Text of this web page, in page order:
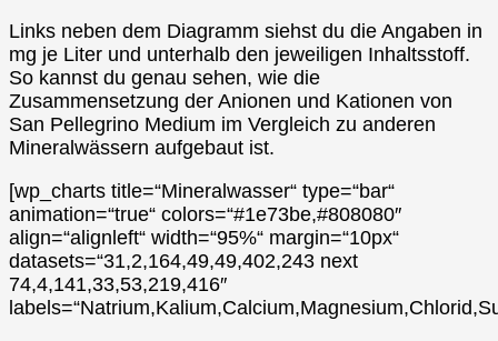
Links neben dem Diagramm siehst du die Angaben in
mg je Liter und unterhalb den jeweiligen Inhaltsstoff.
So kannst du genau sehen, wie die
Zusammensetzung der Anionen und Kationen von
San Pellegrino Medium im Vergleich zu anderen
Mineralwässern aufgebaut ist.
[wp_charts title=“Mineralwasser“ type=“bar“
animation=“true“ colors=“#1e73be,#808080″
align=“alignleft“ width=“95%“ margin=“10px“
datasets=“31,2,164,49,49,402,243 next
74,4,141,33,53,219,416″